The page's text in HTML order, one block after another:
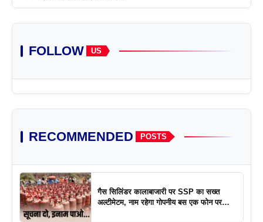
FOLLOW US
RECOMMENDED POSTS
गैस सिलिंडर कालाबाजारी पर SSP का सख्त
अल्टीमेटम, नाम रहेगा गोपनीय बस एक फोन पर